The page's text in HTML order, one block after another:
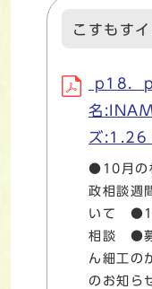
こすもす
p18．
名
ズ:1.26
●10月の
政相談週
いて
相談 ●
ん細工の
のお知ら